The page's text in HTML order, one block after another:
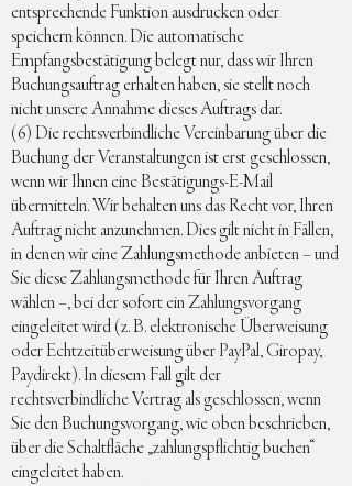
entsprechende Funktion ausdrucken oder
speichern können. Die automatische
Empfangsbestätigung belegt nur, dass wir Ihren
Buchungsauftrag erhalten haben, sie stellt noch
nicht unsere Annahme dieses Auftrags dar.
(6) Die rechtsverbindliche Vereinbarung über die
Buchung der Veranstaltungen ist erst geschlossen,
wenn wir Ihnen eine Bestätigungs-E-Mail
übermitteln. Wir behalten uns das Recht vor, Ihren
Auftrag nicht anzunehmen. Dies gilt nicht in Fällen,
in denen wir eine Zahlungsmethode anbieten – und
Sie diese Zahlungsmethode für Ihren Auftrag
wählen –, bei der sofort ein Zahlungsvorgang
eingeleitet wird (z. B. elektronische Überweisung
oder Echtzeitüberweisung über PayPal, Giropay,
Paydirekt). In diesem Fall gilt der
rechtsverbindliche Vertrag als geschlossen, wenn
Sie den Buchungsvorgang, wie oben beschrieben,
über die Schaltfläche „zahlungspflichtig buchen“
eingeleitet haben.